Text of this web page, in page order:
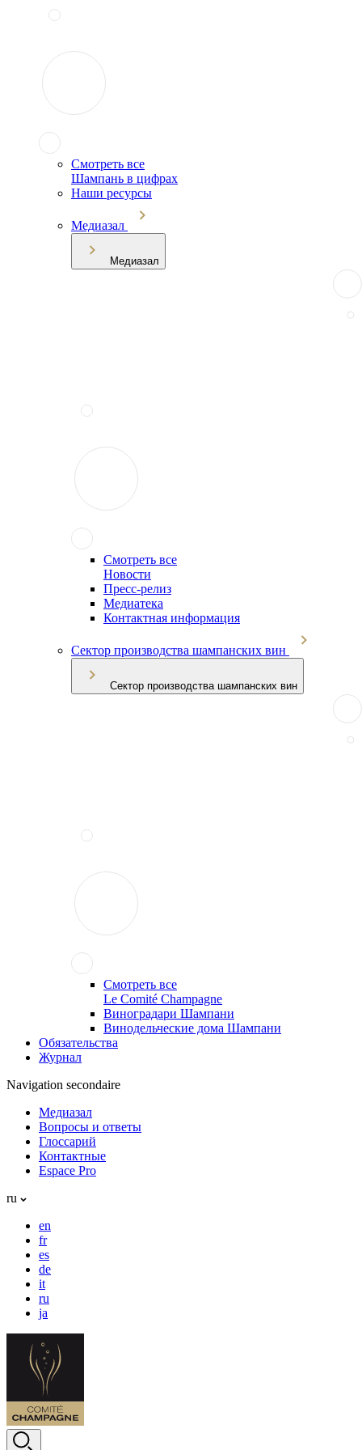
Смотреть все
Шампань в цифрах
Наши ресурсы
Медиазал
Медиазал
Смотреть все
Новости
Пресс-релиз
Медиатека
Контактная информация
Сектор производства шампанских вин
Сектор производства шампанских вин
Смотреть все
Le Comité Champagne
Виноградари Шампани
Винодельческие дома Шампани
Обязательства
Журнал
Navigation secondaire
Медиазал
Вопросы и ответы
Глоссарий
Контактные
Espace Pro
ru
en
fr
es
de
it
ru
ja